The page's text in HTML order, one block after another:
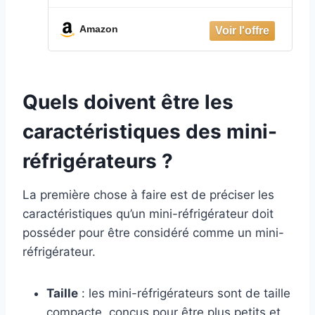
Amazon
Quels doivent être les
caractéristiques des mini-
réfrigérateurs ?
La première chose à faire est de préciser les
caractéristiques qu’un mini-réfrigérateur doit
posséder pour être considéré comme un mini-
réfrigérateur.
Taille : les mini-réfrigérateurs sont de taille
compacte, conçus pour être plus petits et